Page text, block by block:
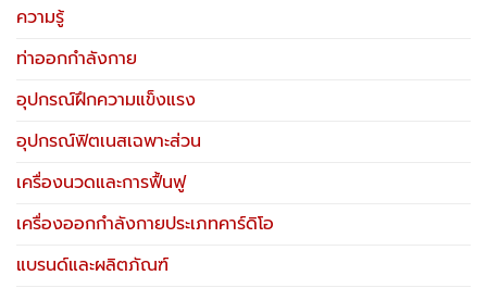
ความรู้
ท่าออกกำลังกาย
อุปกรณ์ฝึกความแข็งแรง
อุปกรณ์ฟิตเนสเฉพาะส่วน
เครื่องนวดและการฟื้นฟู
เครื่องออกกำลังกายประเภทคาร์ดิโอ
แบรนด์และผลิตภัณฑ์